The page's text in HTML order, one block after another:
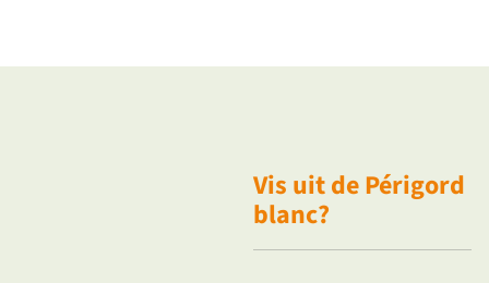
Vis uit de Périgord
blanc?